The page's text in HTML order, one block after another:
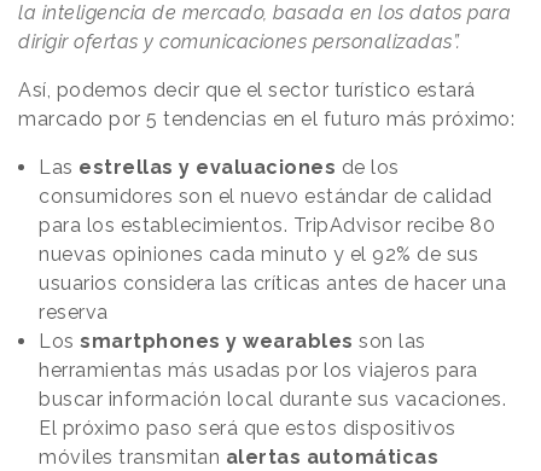
la inteligencia de mercado, basada en los datos para
dirigir ofertas y comunicaciones personalizadas”.
Así, podemos decir que el sector turístico estará
marcado por 5 tendencias en el futuro más próximo:
Las estrellas y evaluaciones de los
consumidores son el nuevo estándar de calidad
para los establecimientos. TripAdvisor recibe 80
nuevas opiniones cada minuto y el 92% de sus
usuarios considera las críticas antes de hacer una
reserva
Los smartphones y wearables son las
herramientas más usadas por los viajeros para
buscar información local durante sus vacaciones.
El próximo paso será que estos dispositivos
móviles transmitan alertas automáticas